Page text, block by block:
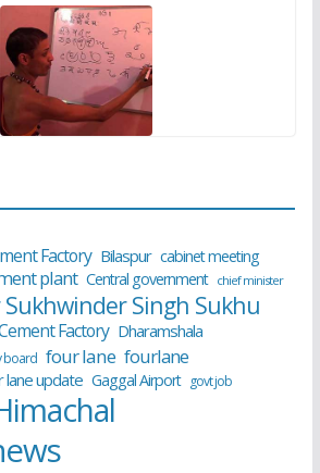
Factory Bilaspur cabinet meeting
plant Central government chief minister
Singh Sukhu
Factory Dharamshala
board four lane fourlane
lane update Gaggal Airport govt job